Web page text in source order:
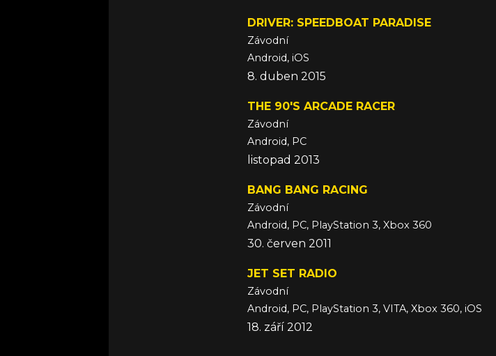
DRIVER: SPEEDBOAT PARADISE
Závodní
Android, iOS
8. duben 2015
THE 90'S ARCADE RACER
Závodní
Android, PC
listopad 2013
BANG BANG RACING
Závodní
Android, PC, PlayStation 3, Xbox 360
30. červen 2011
JET SET RADIO
Závodní
Android, PC, PlayStation 3, VITA, Xbox 360, iOS
18. září 2012